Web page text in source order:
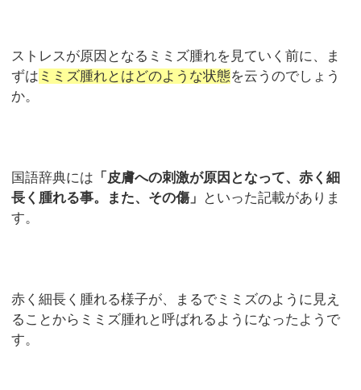
ストレスが原因となるミミズ腫れを見ていく前に、ま
ずは ミミズ腫れとはどのような状態を云うのでしょう
か。
国語辞典には 「皮膚への刺激が原因となって、赤く細
長く腫れる事。また、その傷」
といった記載がありま
す。
赤く細長く腫れる様子が、まるでミミズのように見え
ることからミミズ腫れと呼ばれるようになったようで
す。